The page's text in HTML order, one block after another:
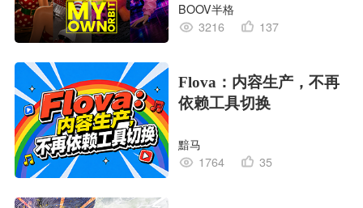
对
BOOV半格
3216
137
Flova：内容生产，不再
依赖工具切换
黯马
1764
35